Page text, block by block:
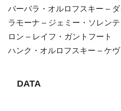
バーバラ・オルロフスキー –
ラモーナ – ジェミー・ソレン
ロン – レイフ・ガントフート
ハンク・オルロフスキー – ケ
DATA